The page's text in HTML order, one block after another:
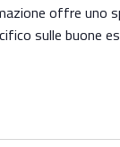
offre uno
sulle buone